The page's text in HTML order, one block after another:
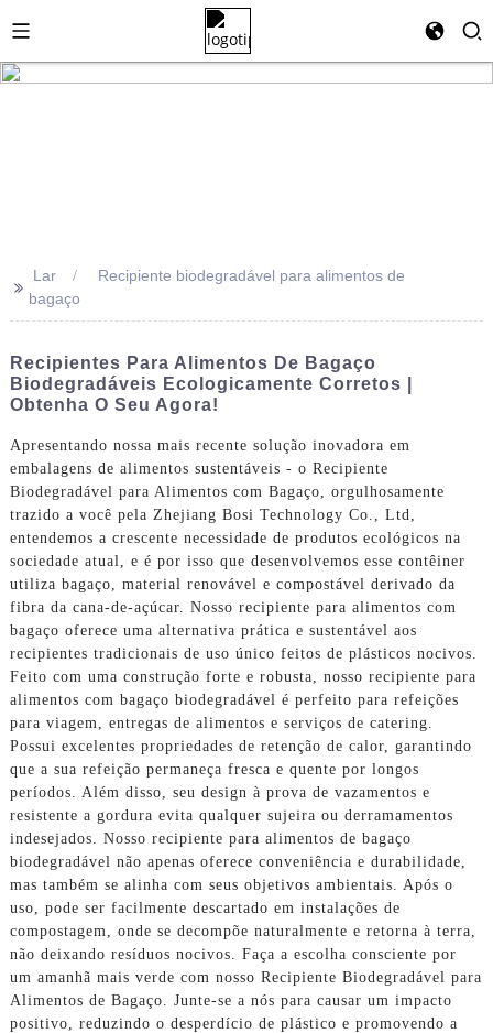
>> Lar
Recipiente biodegradável para alimentos de
bagaço
Recipientes Para Alimentos De Bagaço
Biodegradáveis ​​ecologicamente Corretos |
Obtenha O Seu Agora!
Apresentando nossa mais recente solução inovadora em
embalagens de alimentos sustentáveis ​​- o Recipiente
Biodegradável para Alimentos com Bagaço, orgulhosamente
trazido a você pela Zhejiang Bosi Technology Co., Ltd,
entendemos a crescente necessidade de produtos ecológicos na
sociedade atual, e é por isso que desenvolvemos esse contêiner
utiliza bagaço, material renovável e compostável derivado da
fibra da cana-de-açúcar. Nosso recipiente para alimentos com
bagaço oferece uma alternativa prática e sustentável aos
recipientes tradicionais de uso único feitos de plásticos nocivos.
Feito com uma construção forte e robusta, nosso recipiente para
alimentos com bagaço biodegradável é perfeito para refeições
para viagem, entregas de alimentos e serviços de catering.
Possui excelentes propriedades de retenção de calor, garantindo
que a sua refeição permaneça fresca e quente por longos
períodos. Além disso, seu design à prova de vazamentos e
resistente a gordura evita qualquer sujeira ou derramamentos
indesejados. Nosso recipiente para alimentos de bagaço
biodegradável não apenas oferece conveniência e durabilidade,
mas também se alinha com seus objetivos ambientais. Após o
uso, pode ser facilmente descartado em instalações de
compostagem, onde se decompõe naturalmente e retorna à terra,
não deixando resíduos nocivos. Faça a escolha consciente por
um amanhã mais verde com nosso Recipiente Biodegradável para
Alimentos de Bagaço. Junte-se a nós para causar um impacto
positivo, reduzindo o desperdício de plástico e promovendo a